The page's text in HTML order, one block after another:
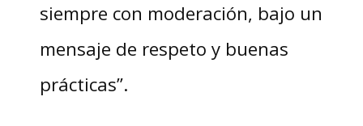
siempre con moderación, bajo un
mensaje de respeto y buenas
prácticas”.